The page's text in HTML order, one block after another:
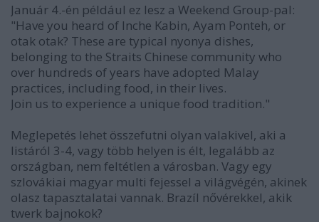
Január 4.-én például ez lesz a Weekend Group-pal:
"Have you heard of Inche Kabin, Ayam Ponteh, or
otak otak? These are typical nyonya dishes,
belonging to the Straits Chinese community who
over hundreds of years have adopted Malay
practices, including food, in their lives.
Join us to experience a unique food tradition."
Meglepetés lehet összefutni olyan valakivel, aki a
listáról 3-4, vagy több helyen is élt, legalább az
országban, nem feltétlen a városban. Vagy egy
szlovákiai magyar multi fejessel a világvégén, akinek
olasz tapasztalatai vannak. Brazíl nővérekkel, akik
twerk bajnokok?